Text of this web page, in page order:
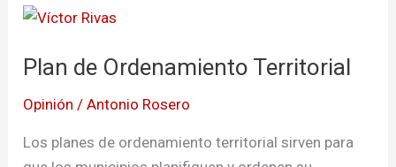
Plan de Ordenamiento Territorial
Opinión /Antonio Rosero
Los planes de ordenamiento territorial sirven para
Plan
Ordenamiento